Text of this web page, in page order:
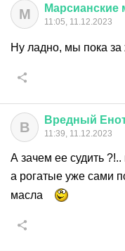
М Марсианские
11:05, 11.12.2023
Ну ладно, мы пока за
В Вредный
11:39, 11.12.2023
А зачем ее судить
а рогатые уже сами
масла